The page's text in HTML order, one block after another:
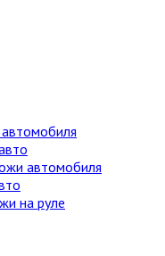
автомобиля
на руле